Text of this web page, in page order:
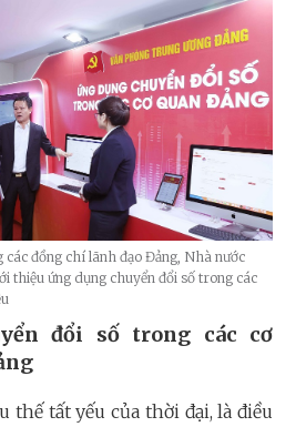
đồng chí lãnh đạo Đảng, Nhà nước
thiệu ứng dụng chuyển đổi số trong các
đổi số trong các cơ
thế tất yếu của thời đại, là điều